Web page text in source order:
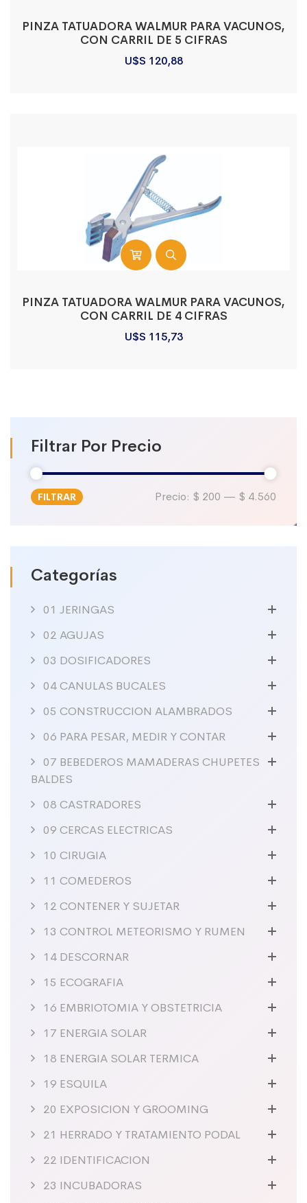
Filtrar Por Precio
Precio
Precio
FILTRAR Precio: $ 200 — $ 4.560
Categorías
01 JERINGAS
02 AGUJAS
03 DOSIFICADORES
04 CANULAS BUCALES
05 CONSTRUCCION ALAMBRADOS
06 PARA PESAR, MEDIR Y CONTAR
07 BEBEDEROS MAMADERAS CHUPETES
BALDES
08 CASTRADORES
09 CERCAS ELECTRICAS
10 CIRUGIA
11 COMEDEROS
12 CONTENER Y SUJETAR
13 CONTROL METEORISMO Y RUMEN
14 DESCORNAR
15 ECOGRAFIA
16 EMBRIOTOMIA Y OBSTETRICIA
17 ENERGIA SOLAR
18 ENERGIA SOLAR TERMICA
19 ESQUILA
20 EXPOSICION Y GROOMING
21 HERRADO Y TRATAMIENTO PODAL
22 IDENTIFICACION
23 INCUBADORAS
PINZA TATUADORA WALMUR PARA VACUNOS,
CON CARRIL DE 5 CIFRAS
U$S 120,88
PINZA TATUADORA WALMUR PARA VACUNOS,
CON CARRIL DE 4 CIFRAS
U$S 115,73